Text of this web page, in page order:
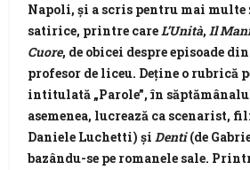
Napoli, și a scris pentru mai
satirice, printre careL’Unità,Il
Cuore, de obicei despre episoade
profesor de liceu. Deține o rubrică
intitulată „Parole”, în
asemenea, lucrează ca scenarist,
Daniele Luchetti) șiDenti(de
bazându-se pe romanele sale.